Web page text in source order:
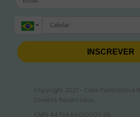
INSCREVER
Copyright 2021 - Casa Publicadora
Direitos Reservados.